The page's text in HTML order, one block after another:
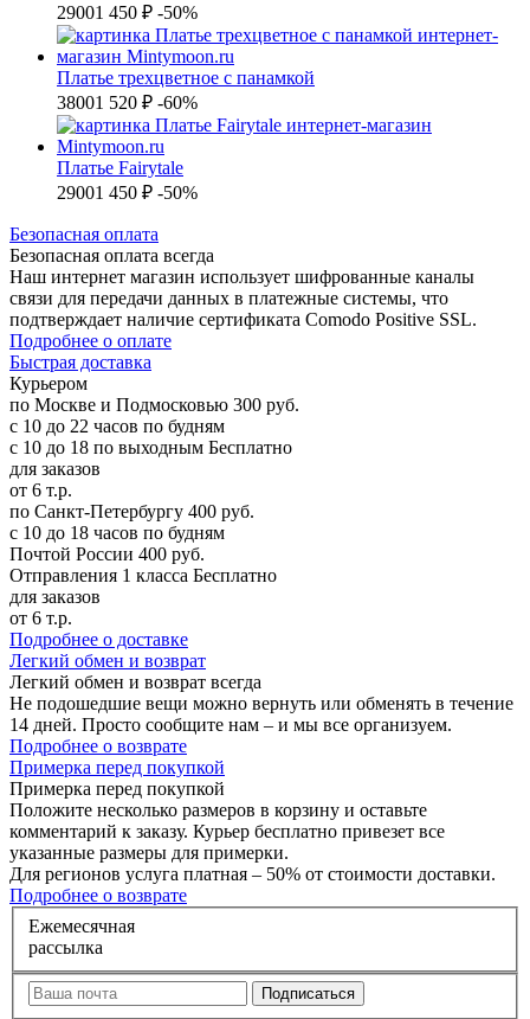
29001 450 ₽ -50%
Платье трехцветное с панамкой
38001 520 ₽ -60%
Платье Fairytale
29001 450 ₽ -50%
Безопасная оплата
Безопасная оплата всегда
Наш интернет магазин использует шифрованные каналы
связи для передачи данных в платежные системы, что
подтверждает наличие сертификата Comodo Positive SSL.
Подробнее о оплате
Быстрая доставка
Курьером
по Москве и Подмосковью 300 руб.
с 10 до 22 часов по будням
с 10 до 18 по выходным Бесплатно
для заказов
от 6 т.р.
по Санкт-Петербургу 400 руб.
с 10 до 18 часов по будням
Почтой России 400 руб.
Отправления 1 класса Бесплатно
для заказов
от 6 т.р.
Подробнее о доставке
Легкий обмен и возврат
Легкий обмен и возврат всегда
Не подошедшие вещи можно вернуть или обменять в течение
14 дней. Просто сообщите нам – и мы все организуем.
Подробнее о возврате
Примерка перед покупкой
Примерка перед покупкой
Положите несколько размеров в корзину и оставьте
комментарий к заказу. Курьер бесплатно привезет все
указанные размеры для примерки.
Для регионов услуга платная – 50% от стоимости доставки.
Подробнее о возврате
Ежемесячная
рассылка